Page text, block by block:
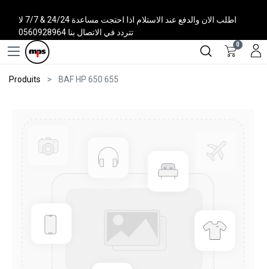
اطلب الان والدفع عند الاستلام اذا احتجت مساعدة 24/24 & 7/7 لا
تتردد في الاتصال بنا 0560928964
0
Produits BAF HP 650 655